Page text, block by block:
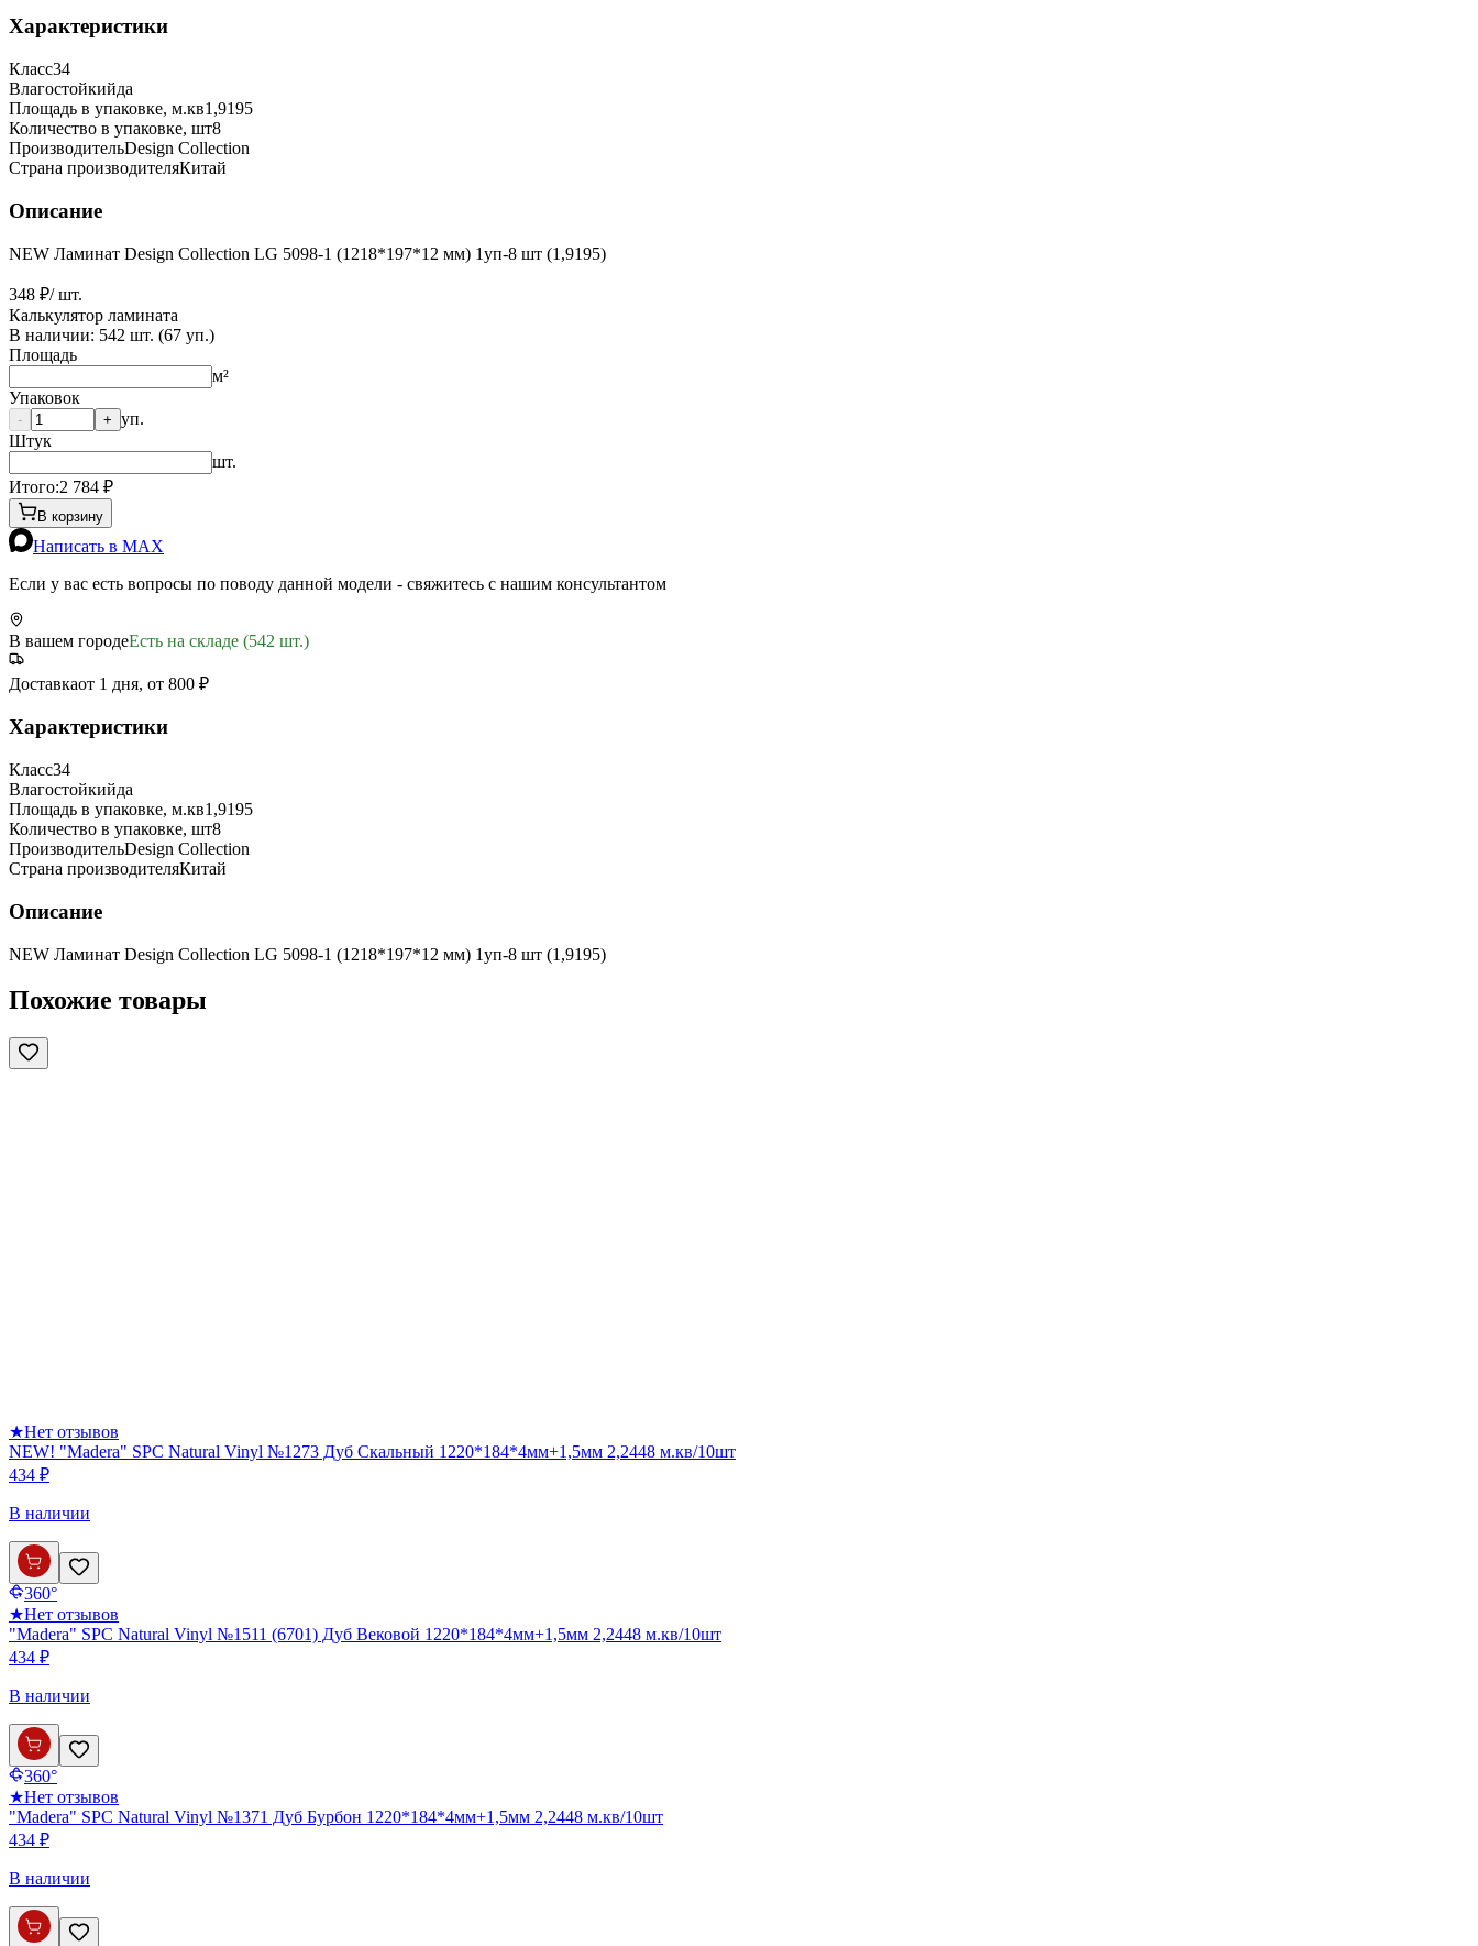
Характеристики
Класс34
Влагостойкийда
Площадь в упаковке, м.кв1,9195
Количество в упаковке, шт8
ПроизводительDesign Collection
Страна производителяКитай
Описание
NEW Ламинат Design Collection LG 5098-1 (1218*197*12 мм) 1уп-8 шт (1,9195)
348 ₽/ шт.
Калькулятор ламината
В наличии: 542 шт. (67 уп.)
Площадь
м²
Упаковок
- + уп.
Штук
шт.
Итого:2 784 ₽
В корзину
Написать в MAX
Если у вас есть вопросы по поводу данной модели - свяжитесь с нашим консультантом
В вашем городеЕсть на складе (542 шт.)
Доставкаот 1 дня, от 800 ₽
Характеристики
Класс34
Влагостойкийда
Площадь в упаковке, м.кв1,9195
Количество в упаковке, шт8
ПроизводительDesign Collection
Страна производителяКитай
Описание
NEW Ламинат Design Collection LG 5098-1 (1218*197*12 мм) 1уп-8 шт (1,9195)
Похожие товары
★Нет отзывов
NEW! "Madera" SPC Natural Vinyl №1273 Дуб Скальный 1220*184*4мм+1,5мм 2,2448 м.кв/10шт
434 ₽
В наличии
360°
★Нет отзывов
"Madera" SPC Natural Vinyl №1511 (6701) Дуб Вековой 1220*184*4мм+1,5мм 2,2448 м.кв/10шт
434 ₽
В наличии
360°
★Нет отзывов
"Madera" SPC Natural Vinyl №1371 Дуб Бурбон 1220*184*4мм+1,5мм 2,2448 м.кв/10шт
434 ₽
В наличии